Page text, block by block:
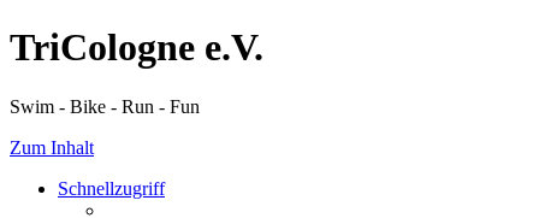
TriCologne e.V.
Swim - Bike - Run - Fun
Zum Inhalt
Schnellzugriff